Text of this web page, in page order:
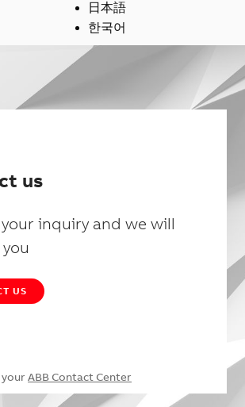
日本語
한국어
us
inquiry and we will
US
ABB Contact Center